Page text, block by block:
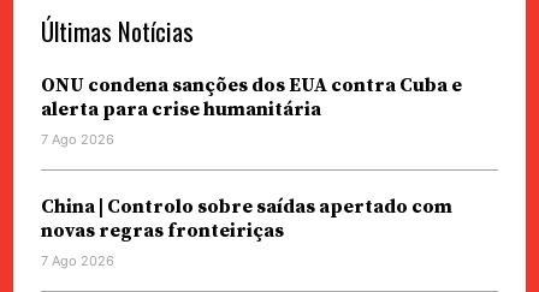
Últimas Notícias
ONU condena sanções dos EUA contra Cuba e
alerta para crise humanitária
7 Ago 2026
China | Controlo sobre saídas apertado com
novas regras fronteiriças
7 Ago 2026